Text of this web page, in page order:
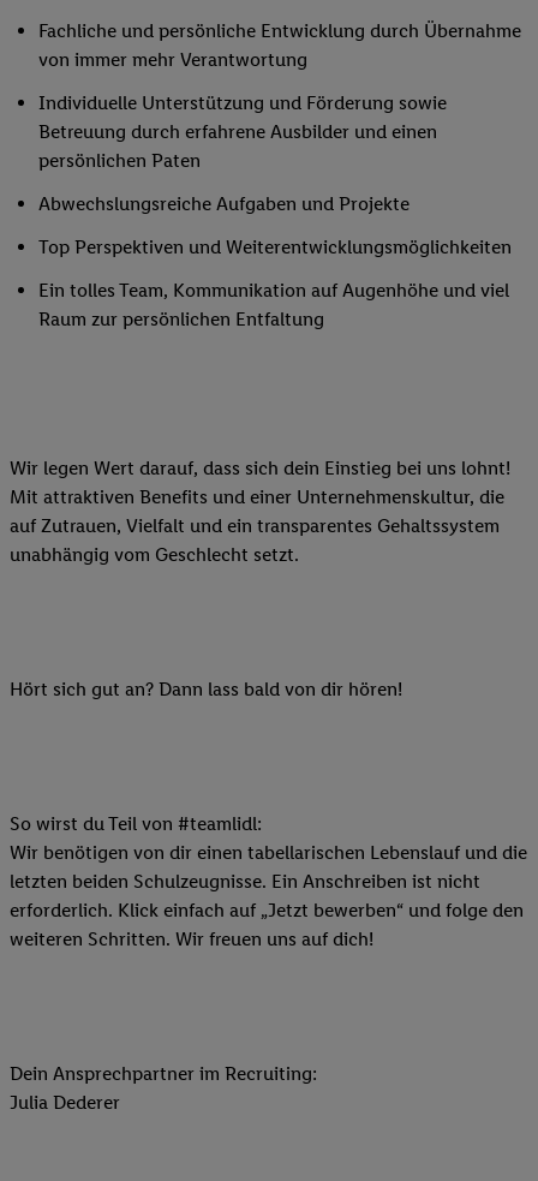
Fachliche und persönliche Entwicklung durch Übernahme
von immer mehr Verantwortung
Individuelle Unterstützung und Förderung sowie
Betreuung durch erfahrene Ausbilder und einen
persönlichen Paten
Abwechslungsreiche Aufgaben und Projekte
Top Perspektiven und Weiterentwicklungsmöglichkeiten
Ein tolles Team, Kommunikation auf Augenhöhe und viel
Raum zur persönlichen Entfaltung
Wir legen Wert darauf, dass sich dein Einstieg bei uns lohnt!
Mit attraktiven Benefits und einer Unternehmenskultur, die
auf Zutrauen, Vielfalt und ein transparentes Gehaltssystem
unabhängig vom Geschlecht setzt.
Hört sich gut an? Dann lass bald von dir hören!
So wirst du Teil von #teamlidl:
Wir benötigen von dir einen tabellarischen Lebenslauf und die
letzten beiden Schulzeugnisse. Ein Anschreiben ist nicht
erforderlich. Klick einfach auf „Jetzt bewerben“ und folge den
weiteren Schritten. Wir freuen uns auf dich!
Dein Ansprechpartner im Recruiting:
Julia Dederer